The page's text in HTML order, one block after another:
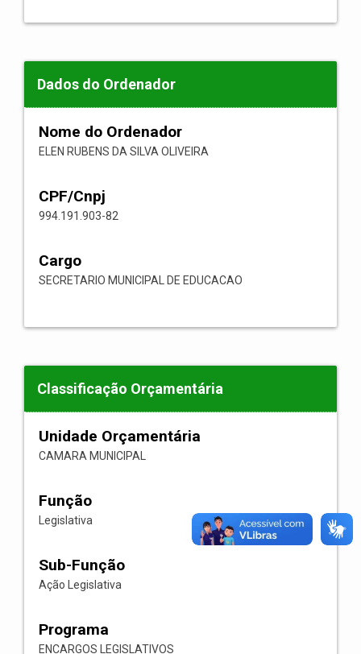
Dados do Ordenador
Nome do Ordenador
ELEN RUBENS DA SILVA OLIVEIRA
CPF/Cnpj
994.191.903-82
Cargo
SECRETARIO MUNICIPAL DE EDUCACAO
Classificação Orçamentária
Unidade Orçamentária
CAMARA MUNICIPAL
Função
Legislativa
Sub-Função
Ação Legislativa
Programa
ENCARGOS LEGISLATIVOS